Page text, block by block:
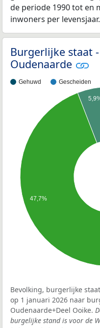
de periode 1990 tot en
inwoners per levensjaar.
Burgerlijke staat
Oudenaarde
Gehuwd Gescheiden
47,7%
Bevolking, burgerlijke
op 1 januari 2026 naar
Oudenaarde+Deel Ooike.
burgelijke stand is voor de